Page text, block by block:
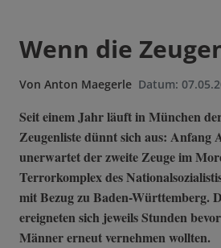
Wenn die
Von Anton Maegerle Datum:
Seit einem Jahr läuft in München
Zeugenliste dünnt sich aus: Anfang
unerwartet der zweite Zeuge im
Terrorkomplex des
mit Bezug zu Baden-Württemberg.
ereigneten sich jeweils Stunden
Männer erneut vernehmen wollten.